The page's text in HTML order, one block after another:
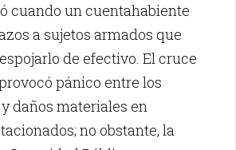
cuando un cuentahabiente
a sujetos armados que
de efectivo. El cruce
pánico entre los
daños materiales en
no obstante, la